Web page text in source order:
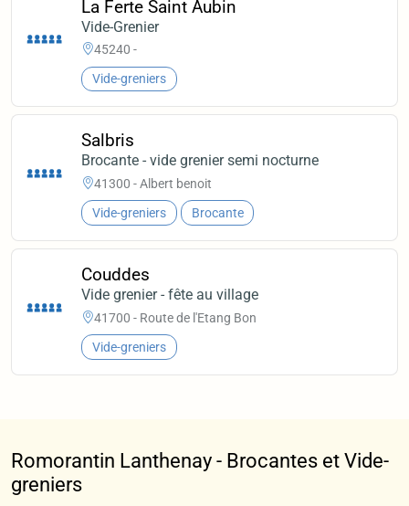
La Ferte Saint Aubin
Vide-Grenier
45240 -
Vide-greniers
Salbris
Brocante - vide grenier semi nocturne
41300 - Albert benoit
Vide-greniers Brocante
Couddes
Vide grenier - fête au village
41700 - Route de l'Etang Bon
Vide-greniers
Romorantin Lanthenay - Brocantes et Vide-
greniers